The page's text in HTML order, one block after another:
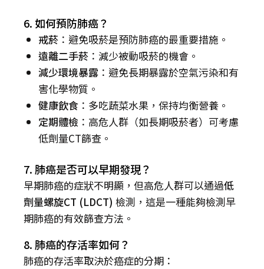
6. 如何預防肺癌？
戒菸 ：避免吸菸是預防肺癌的最重要措施。
遠離二手菸 ：減少被動吸菸的機會。
減少環境暴露 ：避免長期暴露於空氣污染和有
害化學物質。
健康飲食 ：多吃蔬菜水果，保持均衡營養。
定期體檢 ：高危人群（如長期吸菸者）可考慮
低劑量CT篩查。
7. 肺癌是否可以早期發現？
早期肺癌的症狀不明顯，但高危人群可以通過低
劑量螺旋CT (LDCT) 檢測，這是一種能夠檢測早
期肺癌的有效篩查方法。
8. 肺癌的存活率如何？
肺癌的存活率取決於癌症的分期：